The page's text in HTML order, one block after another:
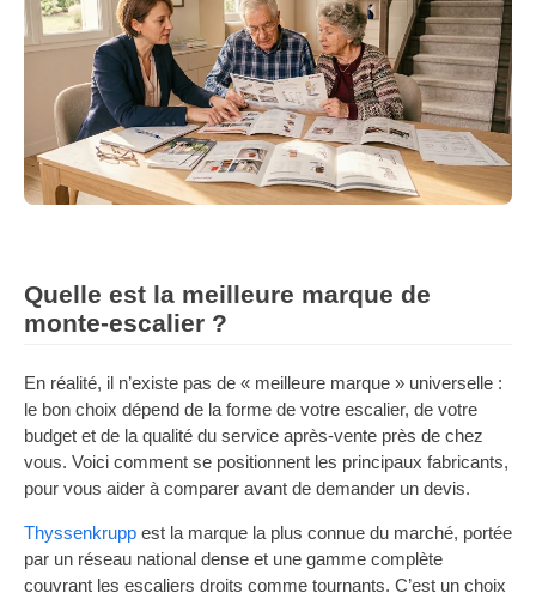
Quelle est la meilleure marque de
monte-escalier ?
En réalité, il n’existe pas de « meilleure marque » universelle :
le bon choix dépend de la forme de votre escalier, de votre
budget et de la qualité du service après-vente près de chez
vous. Voici comment se positionnent les principaux fabricants,
pour vous aider à comparer avant de demander un devis.
Thyssenkrupp est la marque la plus connue du marché, portée
par un réseau national dense et une gamme complète
couvrant les escaliers droits comme tournants. C’est un choix